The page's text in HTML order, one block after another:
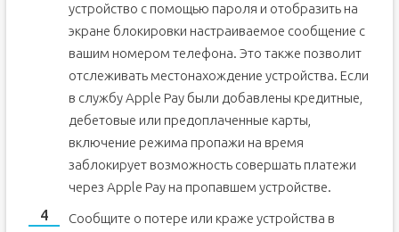
устройство с помощью пароля и отобразить на
экране блокировки настраиваемое сообщение с
вашим номером телефона. Это также позволит
отслеживать местонахождение устройства. Если
в службу Apple Pay были добавлены кредитные,
дебетовые или предоплаченные карты,
включение режима пропажи на время
заблокирует возможность совершать платежи
через Apple Pay на пропавшем устройстве.
Сообщите о потере или краже устройства в